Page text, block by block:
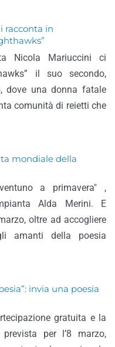
racconta in
Nicola Mariuccini ci
il suo secondo,
dove una donna fatale
comunità di reietti che
mondiale della
a primavera" ,
Alda Merini. E
oltre ad accogliere
amanti della poesia
invia una poesia
gratuita e la
per l’8 marzo,